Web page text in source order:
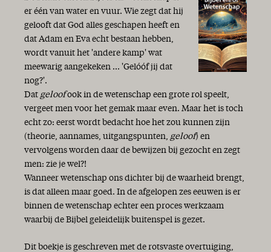
er één van water en vuur. Wie zegt dat hij
gelooft dat God alles geschapen heeft en
dat Adam en Eva echt bestaan hebben,
wordt vanuit het 'andere kamp' wat
meewarig aangekeken ... 'Gelóóf jij dat
nog?'.
Dat geloofook in de wetenschap een grote rol speelt,
vergeet men voor het gemak maar even. Maar het is toch
echt zo: eerst wordt bedacht hoe het zou kunnen zijn
(theorie, aannames, uitgangspunten, geloof) en
vervolgens worden daar de bewijzen bij gezocht en zegt
men: zie je wel?!
Wanneer wetenschap ons dichter bij de waarheid brengt,
is dat alleen maar goed. In de afgelopen zes eeuwen is er
binnen de wetenschap echter een proces werkzaam
waarbij de Bijbel geleidelijk buitenspel is gezet.
Dit boekje is geschreven met de rotsvaste overtuiging,